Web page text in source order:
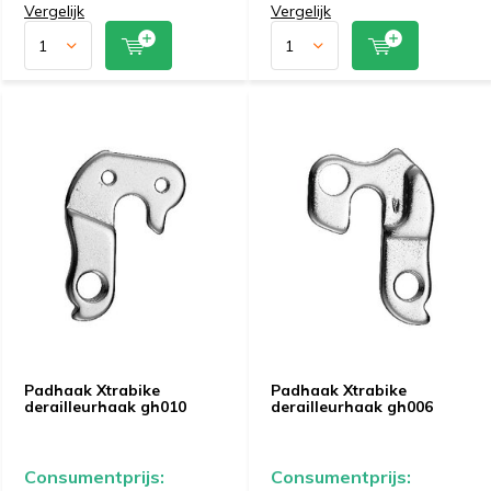
Vergelijk Vergelijk
Padhaak Xtrabike
derailleurhaak gh010
Consumentprijs:
Padhaak Xtrabike
derailleurhaak gh006
Consumentprijs: